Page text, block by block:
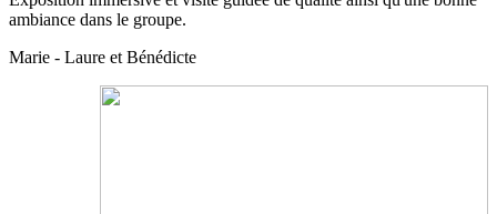
ambiance dans le groupe.
Marie - Laure et Bénédicte